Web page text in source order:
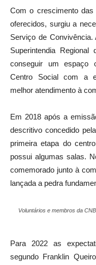
Com o crescimento
oferecidos, surgiu a
Serviço de
Superintendia
conseguir um espaço
Centro Social com a
melhor atendimento à
Em 2018 após a
descritivo concedido
primeira etapa do
possui algumas salas.
comemorado junto à
lançada a pedra
Voluntários e membros da
Para 2022 as
segundo Franklin